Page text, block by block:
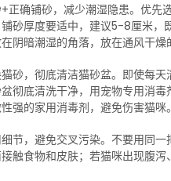
正确铺砂，减少潮湿隐患。优先
砂厚度要适中，建议5-8厘米，
阴暗潮湿的角落，放在通风干燥
砂，彻底清洁猫砂盆。即使每
彻底清洗干净，用宠物专用消
强的家用消毒剂，避免伤害猫咪。
节，避免交叉污染。不要用同
触食物和皮肤；若猫咪出现腹